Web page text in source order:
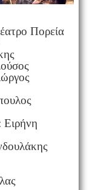
Πορεία
Ειρήνη